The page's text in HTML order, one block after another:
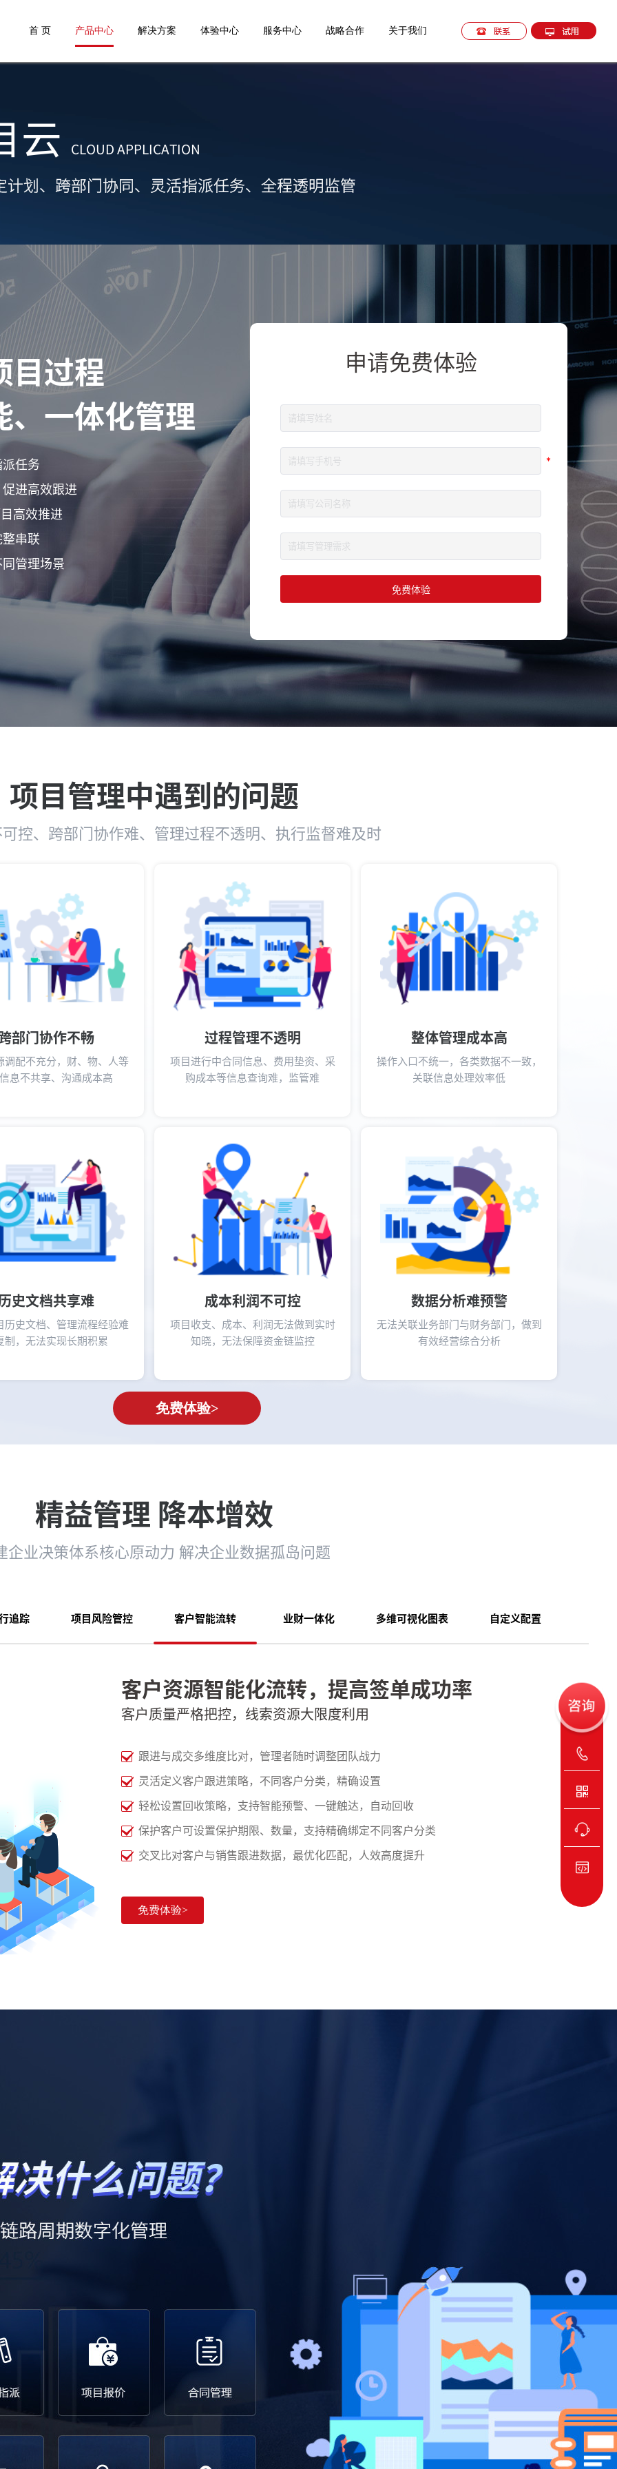
首 页 产品中心 解决方案 体验中心 服务中心 战略合作 关于我们
目过程
、一体化管理
任务
进高效跟进
高效推进
串联
管理场景
申请免费体验
*
免费体验
项目管理中遇到的问题
控、跨部门协作难、管理过程不透明、执行监督难及时
部门协作不畅
调配不充分，财、物、人等
息不共享、沟通成本高
过程管理不透明
项目进行中合同信息、费用垫资、采
购成本等信息查询难，监管难
整体管理成本高
操作入口不统一，各类数据不一致，
关联信息处理效率低
史文档共享难
历史文档、管理流程经验难
制，无法实现长期积累
成本利润不可控
项目收支、成本、利润无法做到实时
知晓，无法保障资金链监控
数据分析难预警
无法关联业务部门与财务部门，做到
有效经营综合分析
免费体验>
精益管理 降本增效
企业决策体系核心原动力 解决企业数据孤岛问题
追踪 项目风险管控 客户智能流转 业财一体化 多维可视化图表 自定义配置
客户资源智能化流转，提高签单成功率
客户质量严格把控，线索资源大限度利用
跟进与成交多维度比对，管理者随时调整团队战力
灵活定义客户跟进策略，不同客户分类，精确设置
轻松设置回收策略，支持智能预警、一键触达，自动回收
保护客户可设置保护期限、数量，支持精确绑定不同客户分类
交叉比对客户与销售跟进数据，最优化匹配，人效高度提升
免费体验>